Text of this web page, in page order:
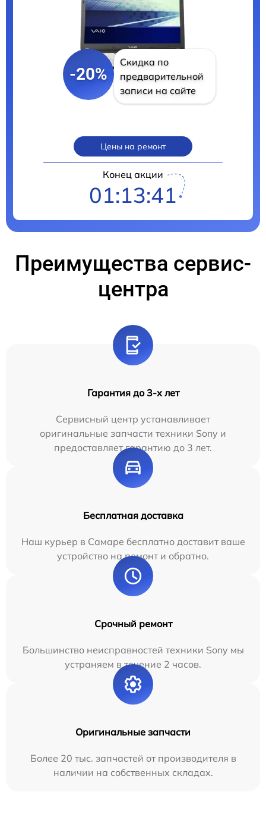
-20%
Скидка по
предварительной
записи на сайте
Цены на ремонт
Конец акции
01:13:40
Преимущества сервис-
центра
Гарантия до 3-х лет
Сервисный центр устанавливает
оригинальные запчасти техники Sony и
предоставляет гарантию до 3 лет.
Бесплатная доставка
Наш курьер в Самаре бесплатно доставит ваше
устройство на ремонт и обратно.
Срочный ремонт
Большинство неисправностей техники Sony мы
устраняем в течение 2 часов.
Оригинальные запчасти
Более 20 тыс. запчастей от производителя в
наличии на собственных складах.